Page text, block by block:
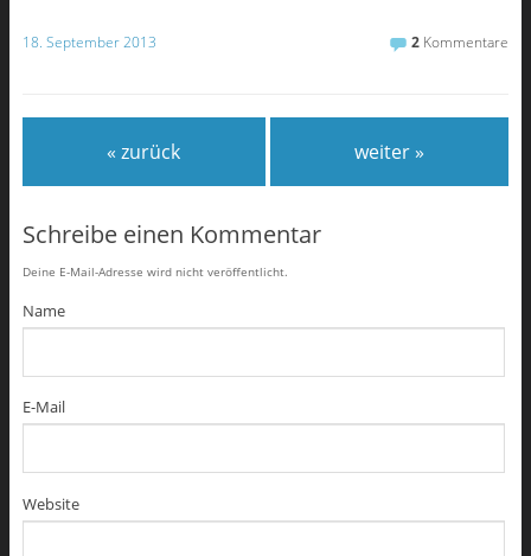
18. September 2013 2 Kommentare
« zurück weiter »
Schreibe einen Kommentar
Deine E-Mail-Adresse wird nicht veröffentlicht.
Name
E-Mail
Website